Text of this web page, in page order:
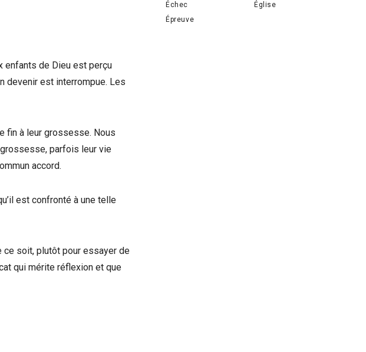
enfants de Dieu est perçu
devenir est interrompue. Les
fin à leur grossesse. Nous
parfois leur vie
accord.
est confronté à une telle
ce soit, plutôt pour essayer de
qui mérite réflexion et que
Échec
Église
Épreuve